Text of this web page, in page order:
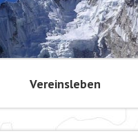
Vereinsleben